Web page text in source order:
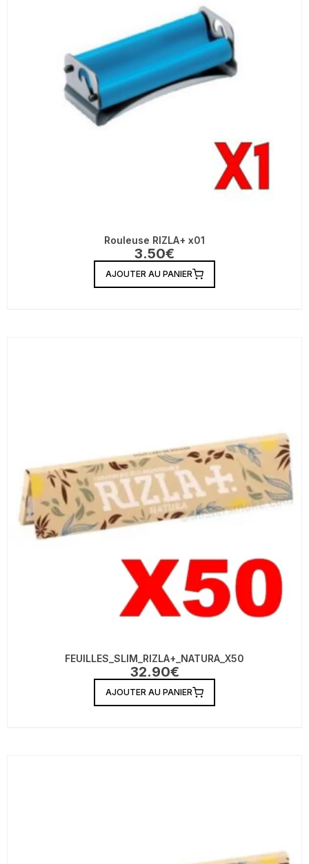
Rouleuse RIZLA+ x01
3.50€
AJOUTER AU PANIER
FEUILLES_SLIM_RIZLA+_NATURA_X50
32.90€
AJOUTER AU PANIER